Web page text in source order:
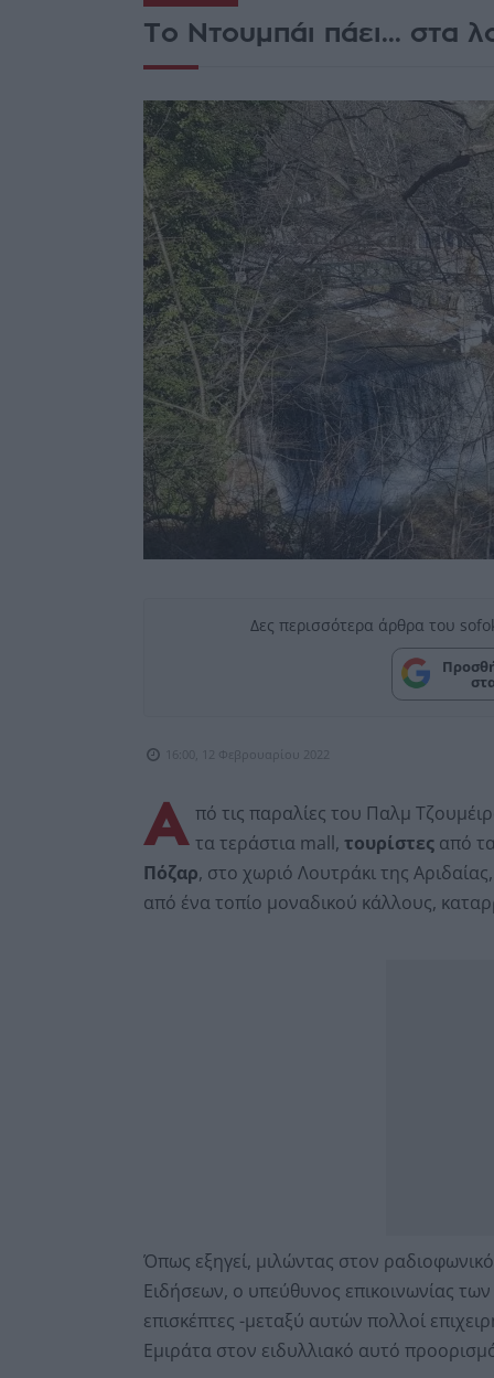
Το Ντουμπάι πάει... στα
Δες περισσότερα άρθρα του
16:00, 12 Φεβρουαρίου 2022
Α πό τις παραλίες του Παλμ
τα τεράστια mall, τουρίστεςαπό
Πόζαρ, στο χωριό Λουτράκι της
από ένα τοπίο μοναδικού κάλλους,
Όπως εξηγεί, μιλώντας στον
Ειδήσεων, ο υπεύθυνος επικοινωνίας
επισκέπτες -μεταξύ αυτών πολλοί
Εμιράτα στον ειδυλλιακό αυτό